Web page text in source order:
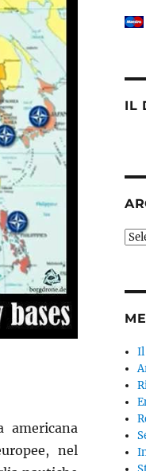
americana
nel
IL
Il